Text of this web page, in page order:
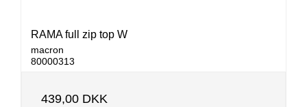
RAMA full zip top W
macron
80000313
439,00 DKK